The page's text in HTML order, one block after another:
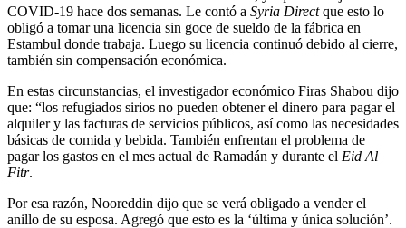
COVID-19 hace dos semanas. Le contó a Syria Directque esto lo
obligó a tomar una licencia sin goce de sueldo de la fábrica en
Estambul donde trabaja. Luego su licencia continuó debido al cierre,
también sin compensación económica.
En estas circunstancias, el investigador económico Firas Shabou dijo
que: “los refugiados sirios no pueden obtener el dinero para pagar el
alquiler y las facturas de servicios públicos, así como las necesidades
básicas de comida y bebida. También enfrentan el problema de
pagar los gastos en el mes actual de Ramadán y durante el Eid Al
Fitr.
Por esa razón, Nooreddin dijo que se verá obligado a vender el
anillo de su esposa. Agregó que esto es la ‘última y única solución’.